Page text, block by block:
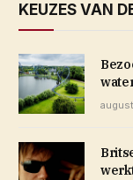
KEUZES VAN